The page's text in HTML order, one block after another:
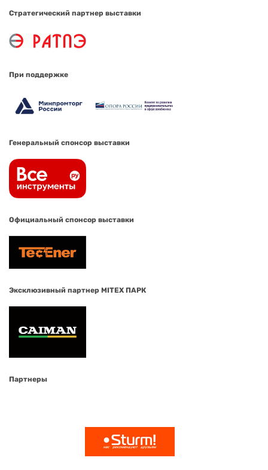
Стратегический партнер выставки
При поддержке
Генеральный спонсор выставки
Официальный спонсор выставки
Эксклюзивный партнер MITEX ПАРК
Партнеры